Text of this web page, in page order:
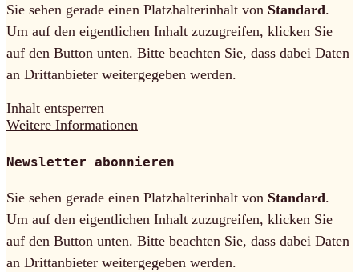
Sie sehen gerade einen Platzhalterinhalt von Standard.
Um auf den eigentlichen Inhalt zuzugreifen, klicken Sie
auf den Button unten. Bitte beachten Sie, dass dabei Daten
an Drittanbieter weitergegeben werden.
Inhalt entsperren
Weitere Informationen
Newsletter abonnieren
Sie sehen gerade einen Platzhalterinhalt von Standard.
Um auf den eigentlichen Inhalt zuzugreifen, klicken Sie
auf den Button unten. Bitte beachten Sie, dass dabei Daten
an Drittanbieter weitergegeben werden.